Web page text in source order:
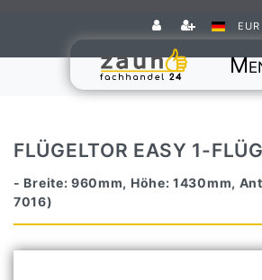
EUR
FLÜGELTOR EASY 1-
- Breite: 960mm, Höhe: 1430mm,
7016)